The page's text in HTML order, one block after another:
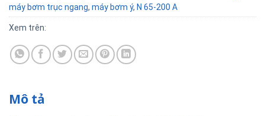
máy bơm trục ngang, máy bơm ý, N 65-200 A
Xem trên:
Mô tả